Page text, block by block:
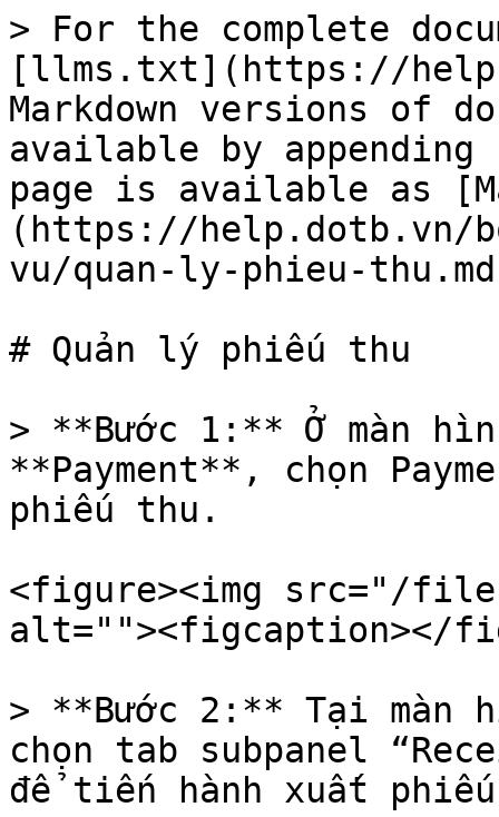
> For the complete
[llms.txt](https://
Markdown versions of
available by
page is available as
(https://help.dotb.vn/
vu/quan-ly-phieu-
# Quản lý phiếu thu
> **Bước 1:** Ở màn
**Payment**, chọn
phiếu thu.
<figure><img src="/
alt=""><figcaption></
> **Bước 2:** Tại màn
chọn tab subpanel
để tiến hành xuất